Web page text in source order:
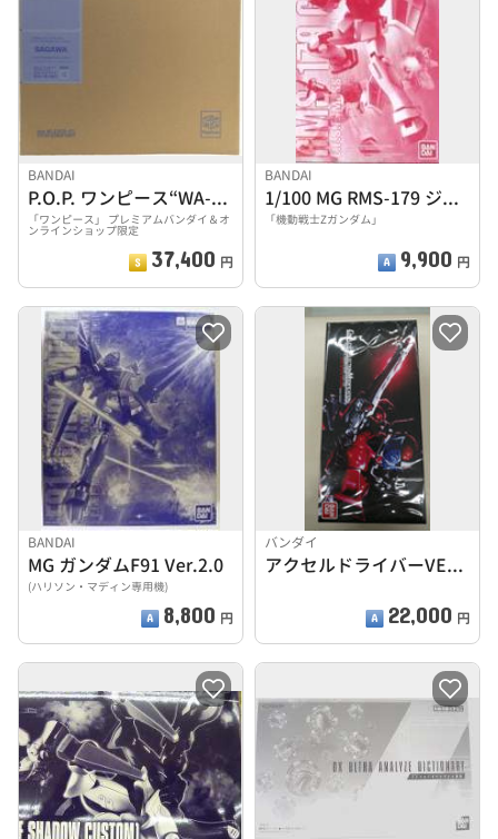
BANDAI
P.O.P. ワンピース“WA-MAXIMUM” ヤマト
「ワンピース」 プレミアムバンダイ＆オ
ンラインショップ限定
37,400 円
BANDAI
1/100 MG RMS-179 ジムII
「機動戦士Zガンダム」
9,900 円
BANDAI
MG ガンダムF91 Ver.2.0
(ハリソン・マディン専用機)
8,800 円
バンダイ
アクセルドライバーVER1.5
22,000 円